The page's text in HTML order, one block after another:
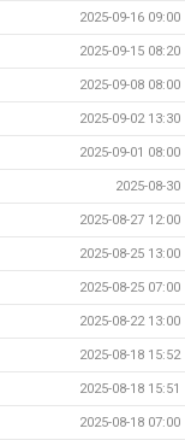
2025-09-16 09:00
2025-09-15 08:20
2025-09-08 08:00
2025-09-02 13:30
2025-09-01 08:00
2025-08-30
2025-08-27 12:00
2025-08-25 13:00
2025-08-25 07:00
2025-08-22 13:00
2025-08-18 15:52
2025-08-18 15:51
2025-08-18 07:00